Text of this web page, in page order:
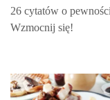
26 cytatów o
Wzmocnij się!